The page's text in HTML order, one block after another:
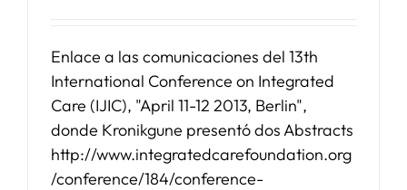
Enlace a las comunicaciones del 13th
International Conference on Integrated
Care (IJIC), "April 11-12 2013, Berlin",
donde Kronikgune presentó dos Abstracts
http://www.integratedcarefoundation.org
/conference/184/conference-